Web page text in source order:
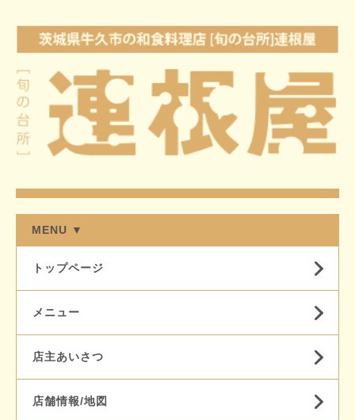
MENU ▼
トップページ
メニュー
店主あいさつ
店舗情報/地図